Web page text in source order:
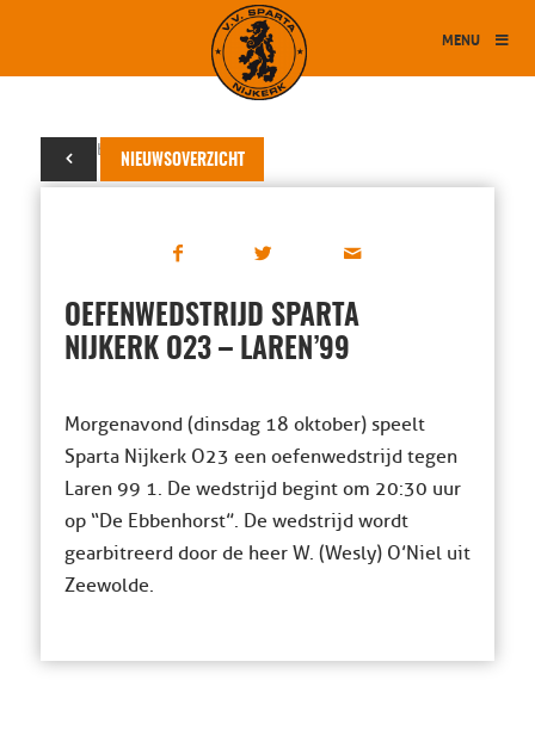
MENU
NIEUWSOVERZICHT
17 oktober 2016
OEFENWEDSTRIJD SPARTA
NIJKERK O23 – LAREN’99
Morgenavond (dinsdag 18 oktober) speelt
Sparta Nijkerk O23 een oefenwedstrijd tegen
Laren 99 1. De wedstrijd begint om 20:30 uur
op “De Ebbenhorst”. De wedstrijd wordt
gearbitreerd door de heer W. (Wesly) O’Niel uit
Zeewolde.